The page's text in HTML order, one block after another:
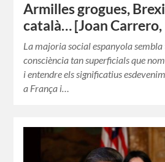
Armilles grogues,
català… [Joan
La majoria social espanyola
consciència tan superficials que
i entendre els significatius
a França i…